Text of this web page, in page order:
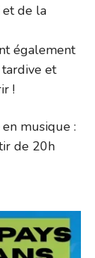
de la
également
et
!
musique :
de 20h